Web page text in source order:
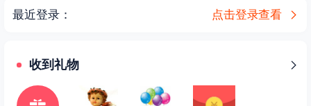
最近登录： 点击登录查看
收到礼物